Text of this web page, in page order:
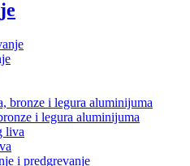
i legura aluminijuma